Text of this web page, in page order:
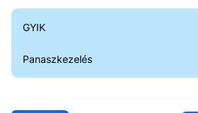
GYIK
Panaszkezelés
14:00